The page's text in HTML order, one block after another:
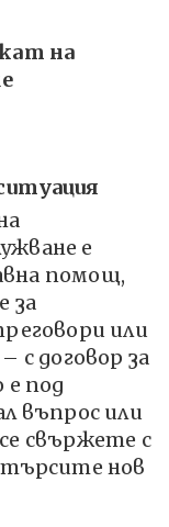
на
е
помощ,
за
или
с договор за
е под
въпрос или
свържете с
търсите нов